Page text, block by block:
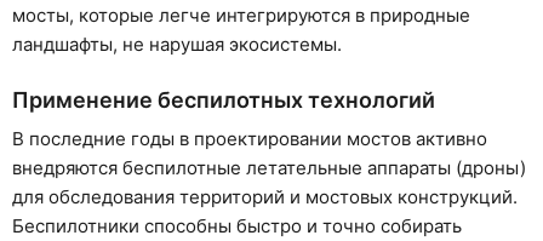
мосты, которые легче интегрируются в природные
ландшафты, не нарушая экосистемы.
Применение беспилотных технологий
В последние годы в проектировании мостов активно
внедряются беспилотные летательные аппараты (дроны)
для обследования территорий и мостовых конструкций.
Беспилотники способны быстро и точно собирать